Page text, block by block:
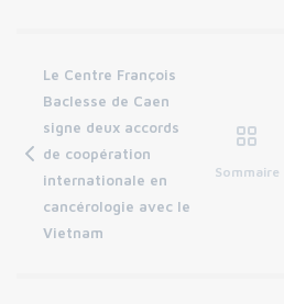
Le Centre François
Baclesse de Caen
signe deux accords
de coopération
internationale en
cancérologie avec le
Vietnam
Sommaire